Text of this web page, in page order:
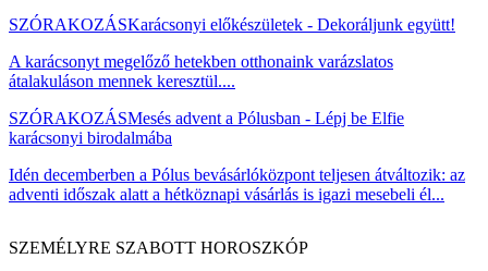
SZÓRAKOZÁSKarácsonyi előkészületek - Dekoráljunk együtt!
A karácsonyt megelőző hetekben otthonaink varázslatos
átalakuláson mennek keresztül....
SZÓRAKOZÁSMesés advent a Pólusban - Lépj be Elfie
karácsonyi birodalmába
Idén decemberben a Pólus bevásárlóközpont teljesen átváltozik: az
adventi időszak alatt a hétköznapi vásárlás is igazi mesebeli él...
SZEMÉLYRE SZABOTT HOROSZKÓP